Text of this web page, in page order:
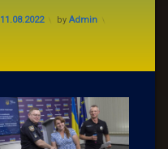
11.08.2022 by Admin